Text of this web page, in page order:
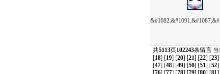
共5113页102243条留言
[18] [19] [20] [21] [22] [23]
[47] [48] [49] [50] [51] [52]
[76] [77] [78] [79] [80] [81]